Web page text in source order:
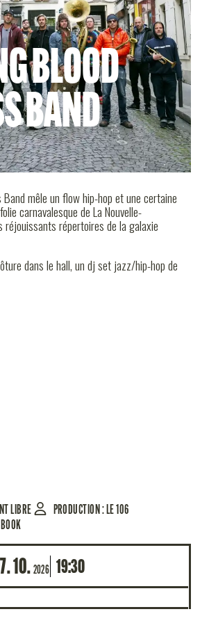
BLOOD
BAND
Band mêle un flow hip-hop et une certaine
carnavalesque de La Nouvelle-
réjouissants répertoires de la galaxie
dans le hall, un dj set jazz/hip-hop de
LIBRE
PRODUCTION : LE 106
10 2026 19:30